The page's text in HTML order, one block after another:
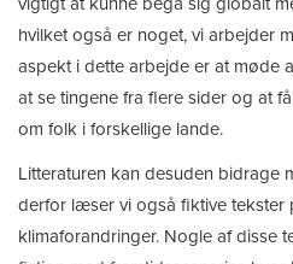
hvilket også er noget, vi arbejder
aspekt i dette arbejde er at møde
at se tingene fra flere sider og at
om folk i forskellige lande.
Litteraturen kan desuden bidrage
derfor læser vi også fiktive tekster
klimaforandringer. Nogle af disse